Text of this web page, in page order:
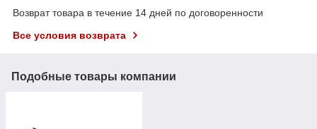
Возврат товара в течение 14 дней по договоренности
Все условия возврата
Подобные товары компании